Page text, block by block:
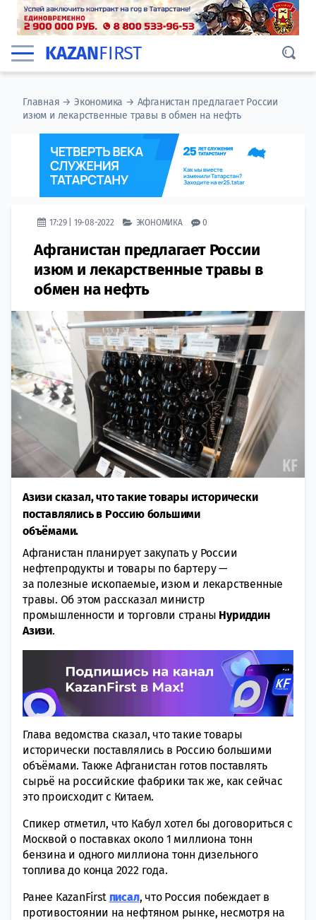
KAZANFIRST
Главная →Экономика → Афганистан предлагает России
изюм и лекарственные травы в обмен на нефть
17:29 | 19-08-2022 ЭКОНОМИКА 0
Афганистан предлагает России
изюм и лекарственные травы в
обмен на нефть
Азизи сказал, что такие товары исторически
поставлялись в Россию большими
объёмами.
Афганистан планирует закупать у России
нефтепродукты и товары по бартеру —
за полезные ископаемые, изюм и лекарственные
травы. Об этом рассказал министр
промышленности и торговли страны Нуриддин
Азизи.
Глава ведомства сказал, что такие товары
исторически поставлялись в Россию большими
объёмами. Также Афганистан готов поставлять
сырьё на российские фабрики так же, как сейчас
это происходит с Китаем.
Спикер отметил, что Кабул хотел бы договориться с
Москвой о поставках около 1 миллиона тонн
бензина и одного миллиона тонн дизельного
топлива до конца 2022 года.
Ранее KazanFirst писал, что Россия побеждает в
противостоянии на нефтяном рынке, несмотря на